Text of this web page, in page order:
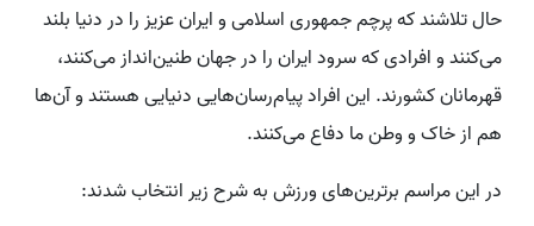
حال تلاشند که پرچم جمهوری اسلامی و ایران عزیز را در دنیا بلند
می‌کنند و افرادی که سرود ایران را در جهان طنین‌انداز می‌کنند،
قهرمانان کشورند. این افراد پیام‌رسان‌هایی دنیایی هستند و آن‌ها
هم از خاک و وطن ما دفاع می‌کنند.
در این مراسم برترین‌های ورزش به شرح زیر انتخاب شدند: